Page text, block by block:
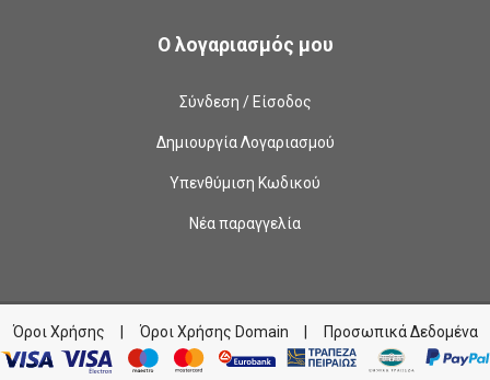
Ο λογαριασμός μου
Σύνδεση / Είσοδος
Δημιουργία Λογαριασμού
Υπενθύμιση Κωδικού
Νέα παραγγελία
Όροι Χρήσης Όροι Χρήσης Domain Προσωπικά Δεδομένα